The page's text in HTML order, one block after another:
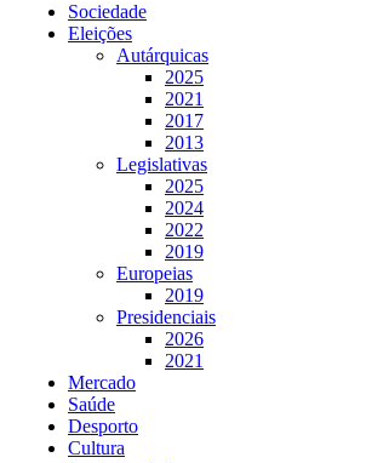
Sociedade
Eleições
Autárquicas
2025
2021
2017
2013
Legislativas
2025
2024
2022
2019
Europeias
2019
Presidenciais
2026
2021
Mercado
Saúde
Desporto
Cultura